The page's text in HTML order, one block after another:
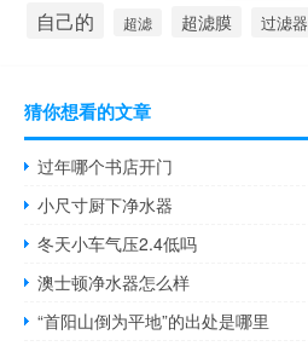
自己的 超滤 超滤膜 过滤器
猜你想看的文章
过年哪个书店开门
小尺寸厨下净水器
冬天小车气压2.4低吗
澳士顿净水器怎么样
“首阳山倒为平地”的出处是哪里